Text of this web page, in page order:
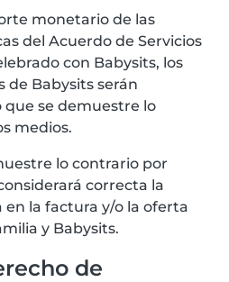
monetario de las
del Acuerdo de Servicios
con Babysits, los
de Babysits serán
se demuestre lo
medios.
lo contrario por
correcta la
la factura y/o la oferta
y Babysits.
de